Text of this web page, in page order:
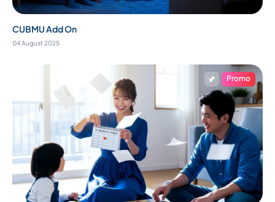
CUBMU Add On
04 August 2025
Promo